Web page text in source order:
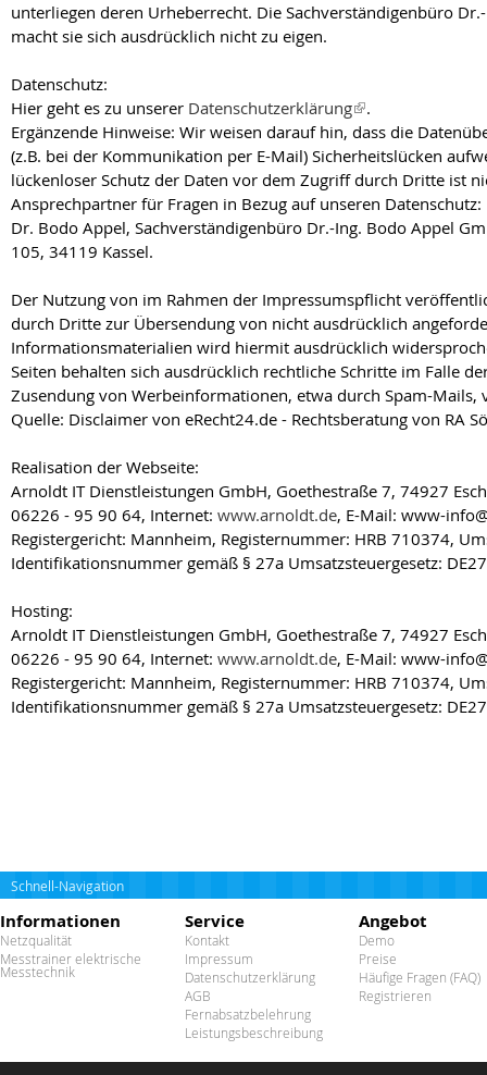
unterliegen deren Urheberrecht. Die Sachverständigenbüro
macht sie sich ausdrücklich nicht zu eigen.
Datenschutz:
Hier geht es zu unserer Datenschutzerklärung
.
Ergänzende Hinweise: Wir weisen darauf hin, dass die
(z.B. bei der Kommunikation per E-Mail) Sicherheitslücken
lückenloser Schutz der Daten vor dem Zugriff durch Dritte ist
Ansprechpartner für Fragen in Bezug auf unseren Datenschutz:
Dr. Bodo Appel, Sachverständigenbüro Dr.-Ing. Bodo Appel
105, 34119 Kassel.
Der Nutzung von im Rahmen der Impressumspflicht
durch Dritte zur Übersendung von nicht ausdrücklich
Informationsmaterialien wird hiermit ausdrücklich
Seiten behalten sich ausdrücklich rechtliche Schritte im Falle
Zusendung von Werbeinformationen, etwa durch Spam-Mails,
Quelle: Disclaimer von eRecht24.de - Rechtsberatung von RA
Realisation der Webseite:
Arnoldt IT Dienstleistungen GmbH, Goethestraße 7, 74927
06226 - 95 90 64, Internet: www.arnoldt.de, E-Mail: www-
Registergericht: Mannheim, Registernummer: HRB 710374,
Identifikationsnummer gemäß § 27a Umsatzsteuergesetz:
Hosting:
Arnoldt IT Dienstleistungen GmbH, Goethestraße 7, 74927
06226 - 95 90 64, Internet: www.arnoldt.de, E-Mail: www-
Registergericht: Mannheim, Registernummer: HRB 710374,
Identifikationsnummer gemäß § 27a Umsatzsteuergesetz:
Schnell-Navigation
Informationen
Netzqualität
Messtrainer elektrische
Messtechnik
Service
Kontakt
Impressum
Datenschutzerklärung
AGB
Fernabsatzbelehrung
Leistungsbeschreibung
Angebot
Demo
Preise
Häufige Fragen (FAQ)
Registrieren